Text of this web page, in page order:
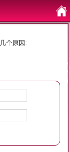
个原因: